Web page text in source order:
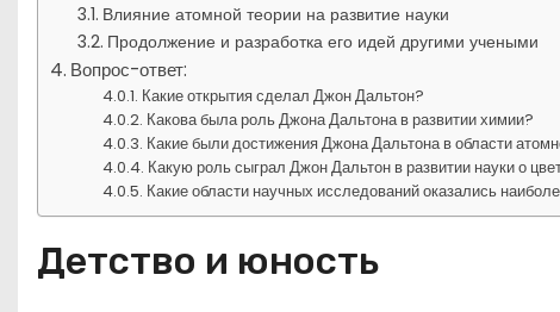
Влияние атомной теории на развитие науки
Продолжение и разработка его идей другими учеными
Вопрос-ответ:
Какие открытия сделал Джон Дальтон?
Какова была роль Джона Дальтона в развитии химии?
Какие были достижения Джона Дальтона в области
Какую роль сыграл Джон Дальтон в развитии науки о
Какие области научных исследований оказались
Детство и юность